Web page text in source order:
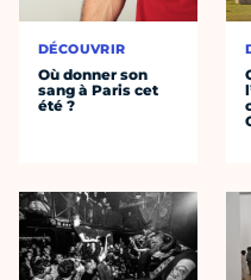
DÉCOUVRIR
Où donner son
sang à Paris cet
été ?